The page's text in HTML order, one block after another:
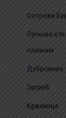
Острова
Лучшие
пляжем
Дубровник
Загреб
Крвавица